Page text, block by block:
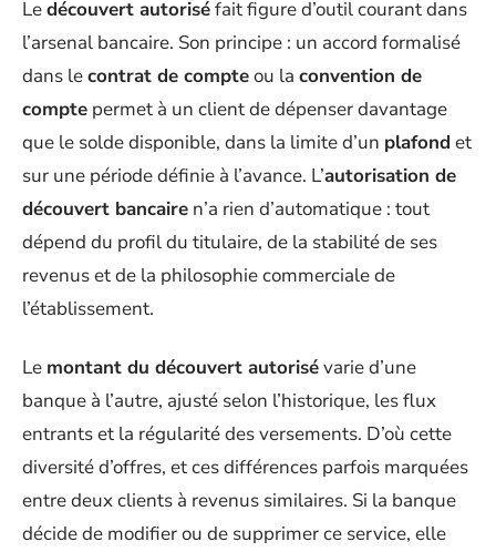
Ledécouvert autoriséfait figure d’outil courant dans
l’arsenal bancaire. Son principe : un accord formalisé
dans lecontrat de compteou la convention de
compte permet à un client de dépenser davantage
que le solde disponible, dans la limite d’un plafond et
sur une période définie à l’avance. L’autorisation de
découvert bancaire n’a rien d’automatique : tout
dépend du profil du titulaire, de la stabilité de ses
revenus et de la philosophie commerciale de
l’établissement.
Le montant du découvert autorisévarie d’une
banque à l’autre, ajusté selon l’historique, les flux
entrants et la régularité des versements. D’où cette
diversité d’offres, et ces différences parfois marquées
entre deux clients à revenus similaires. Si la banque
décide de modifier ou de supprimer ce service, elle